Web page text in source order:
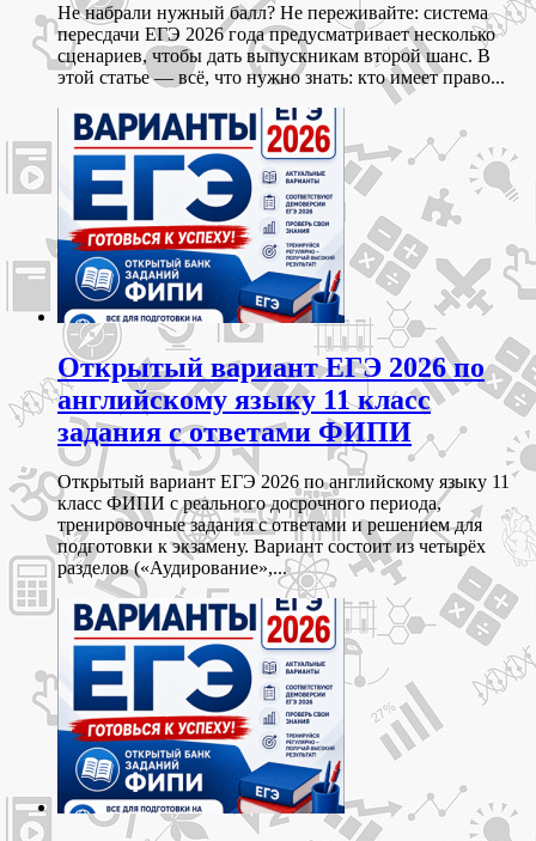
Не набрали нужный балл? Не переживайте: система
пересдачи ЕГЭ 2026 года предусматривает несколько
сценариев, чтобы дать выпускникам второй шанс. В
этой статье — всё, что нужно знать: кто имеет право...
Открытый вариант ЕГЭ 2026 по
английскому языку 11 класс
задания с ответами ФИПИ
Открытый вариант ЕГЭ 2026 по английскому языку 11
класс ФИПИ с реального досрочного периода,
тренировочные задания с ответами и решением для
подготовки к экзамену. Вариант состоит из четырёх
разделов («Аудирование»,...